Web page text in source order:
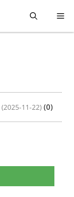
메
(2025-11-22) (0)